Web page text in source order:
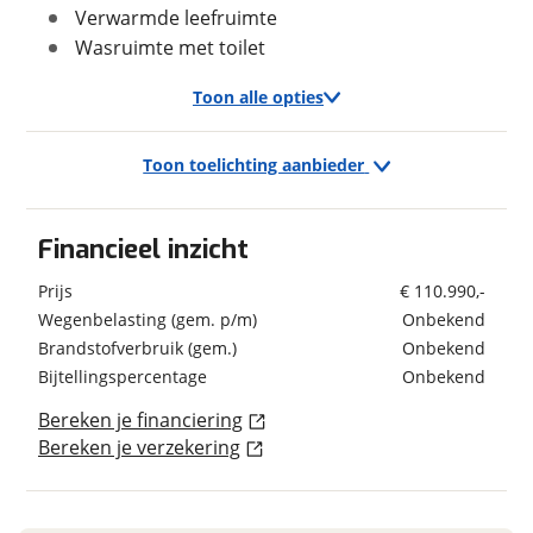
Wandsoort
Glad
Kleur
Verbruik en milieu
Brandstof Diesel
Geschiedenis
Datum tenaamstelling
schadeverleden
Voormalig verhuurvoertuig
Financieel inzicht
Prijs
€ 110.990,-
Wegenbelasting (gem. p/m)
Onbekend
Brandstofverbruik (gem.)
Onbekend
Bijtellingspercentage
Onbekend
Bereken je financiering
Bereken je verzekering
Verwarmde leefruimte
Wasruimte met toilet
Toon alle opties
Exterieur/Interieur
Bagageruimte
Buitenlamp
Dakluik groot
Dakluik heki
Fietsenrek
Garage achter
Hordeur
Toon toelichting aanbieder
Kenteken
Schatting kilometerstand
Eventuele bijzonderheden (optioneel)
Foto's
(optioneel)
JPG, PNG (max 10 foto's)